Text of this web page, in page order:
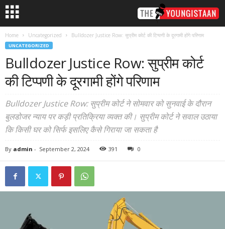
Home Uncategorized Bulldozer Justice Row: सुप्रीम कोर्ट की टिप्पणी के दूरगामी होंगे परिणाम
UNCATEGORIZED
Bulldozer Justice Row: सुप्रीम कोर्ट
की टिप्पणी के दूरगामी होंगे परिणाम
Bulldozer Justice Row: सुप्रीम कोर्ट ने सोमवार को सुनवाई के दौरान
बुलडोजर न्याय पर कड़ी प्रतिक्रिया व्यक्त की। सुप्रीम कोर्ट ने सवाल उठाया
कि किसी घर को सिर्फ इसलिए कैसे गिराया जा सकता है
By admin - September 2, 2024 391 0